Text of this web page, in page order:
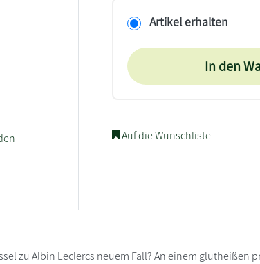
Artikel erhalten
In den
Auf die Wunschliste
zu Albin Leclercs neuem Fall? An einem glutheißen